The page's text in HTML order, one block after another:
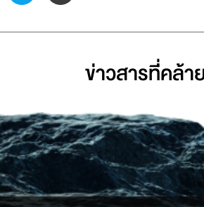
ข่าวสารที่่คล้า